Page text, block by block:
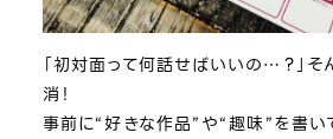
「初対面って何話せばいいの…？」そ
消！
事前に“好きな作品”や“趣味”を書い